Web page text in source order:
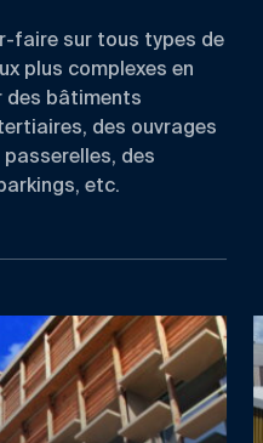
faire sur tous types de
plus complexes en
des bâtiments
des ouvrages
des
etc.